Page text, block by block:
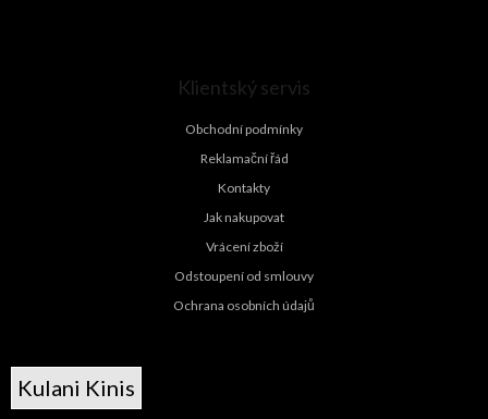
Klientský servis
Obchodní podmínky
Reklamační řád
Kontakty
Jak nakupovat
Vrácení zboží
Odstoupení od smlouvy
Ochrana osobních údajů
Kulani Kinis